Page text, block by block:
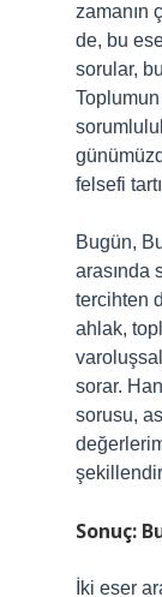
zamanın
de, bu
sorular,
Toplumun
felsefi
Bugün,
arasında
tercihten
ahlak,
sorar.
sorusu,
Sonuç:
İki eser